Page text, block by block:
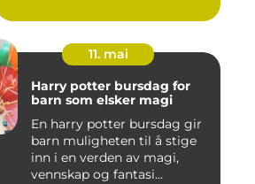
11. mai
Harry potter bursdag for
barn som elsker magi
En harry potter bursdag gir
barn muligheten til å stige
inn i en verden av magi,
vennskap og fantasi...